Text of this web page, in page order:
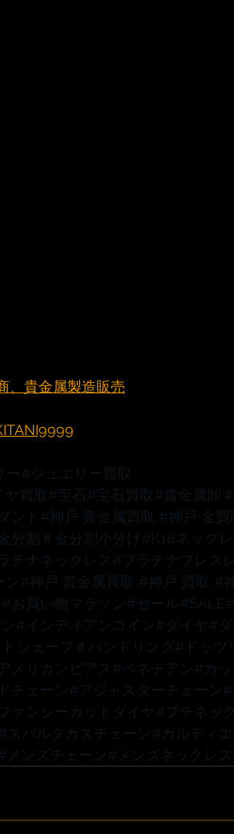
、貴金属製造販売
ー#ジュエリー買取
ヤ買取 #宝石 #宝石買取 #貴金属卸
ント #神戸 貴金属買取 #神戸 金買
分割 ＃金分割小分け #K18ネック
チナネックレス #プラチナブレス
ン#神戸 貴金属買取 #神戸 買取 #
#お買い物マラソン#セール#SALE
#インディアンコイン#ダイヤ#
シェープ ＃バンドリング#ドッツ
メリカンピアス #ベネチアン#カ
チェーン#アジャスターチェーン
ァンシーカットダイヤ#プチネッ
#スパルタカスチェーン#カルティエ
メンズチェーン#メンズネックレス